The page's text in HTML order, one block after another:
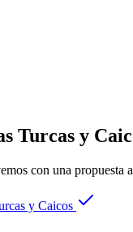
Turcas y
con una propuesta
y Caicos